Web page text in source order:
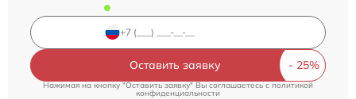
Оставить заявку
Нажимая на кнопку "Оставить заявку" Вы соглашаетесь cполитикой
конфиденциальности